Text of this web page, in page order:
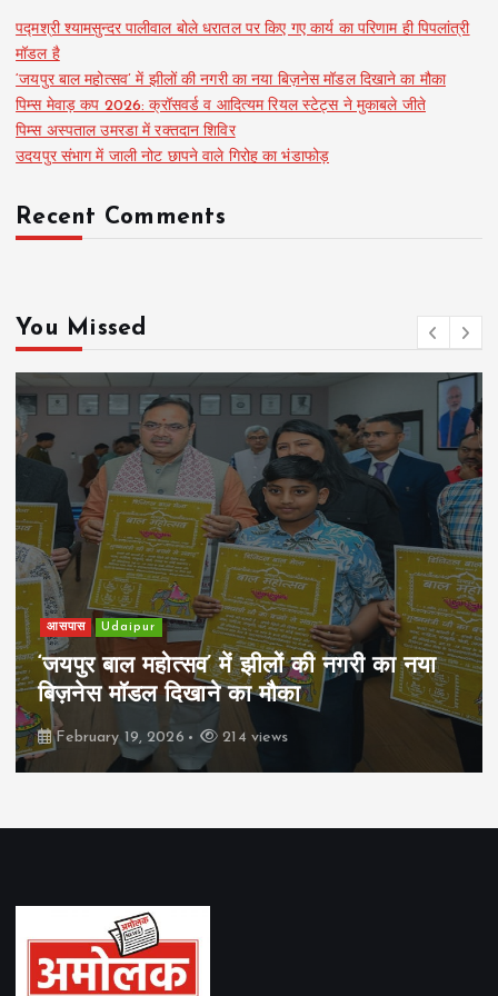
पद्मश्री श्यामसुन्दर पालीवाल बोले धरातल पर किए गए कार्य का परिणाम ही पिपलांत्री
मॉडल है
‘जयपुर बाल महोत्सव’ में झीलों की नगरी का नया बिज़नेस मॉडल दिखाने का मौका
पिम्स मेवाड़ कप 2026: क्रॉसवर्ड व आदित्यम रियल स्टेट्स ने मुकाबले जीते
पिम्स अस्पताल उमरडा में रक्तदान शिविर
उदयपुर संभाग में जाली नोट छापने वाले गिरोह का भंडाफोड़
Recent Comments
You Missed
आसपास Udaipur
‘जयपुर बाल महोत्सव’ में झीलों की नगरी का नया
बिज़नेस मॉडल दिखाने का मौका
February 19, 2026 214 views